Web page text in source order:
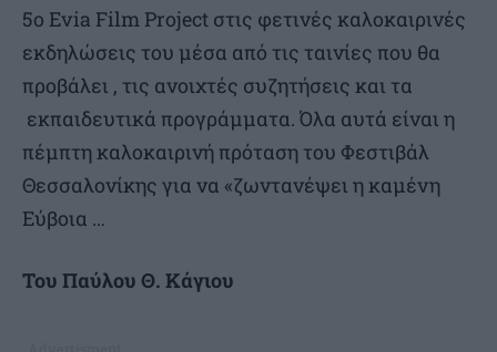
5ο Evia Film Project στις φετινές καλοκαιρινές
εκδηλώσεις του μέσα από τις ταινίες που θα
προβάλει , τις ανοιχτές συζητήσεις και τα
εκπαιδευτικά προγράμματα. Όλα αυτά είναι η
πέμπτη καλοκαιρινή πρόταση του Φεστιβάλ
Θεσσαλονίκης για να «ζωντανέψει η καμένη
Εύβοια …
Του Παύλου Θ. Κάγιου